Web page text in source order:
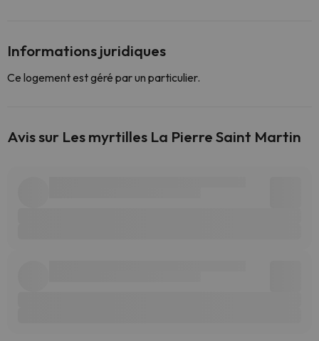
Informations juridiques
Ce logement est géré par un particulier.
Avis sur Les myrtilles La Pierre Saint Martin